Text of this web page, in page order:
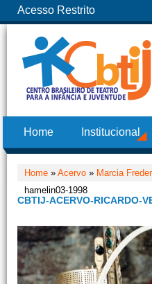
Acesso Restrito
Home Institucional
Home » Acervo » Marcia
hamelin03-1998
CBTIJ-ACERVO-RICARDO-